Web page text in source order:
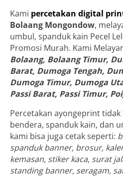
Kami percetakan digital
Bolaang Mongondow,
umbul, spanduk kain Pecel
Promosi Murah. Kami
Bolaang, Bolaang Timur,
Barat, Dumoga Tengah,
Dumoga Timur, Dumoga
Passi Barat, Passi Timur,
Percetakan ayongeprint tidak
bendera, spanduk kain, dan
kami bisa juga cetak seperti:
spanduk banner, brosur,
kemasan, stiker kaca, surat
standing banner, seragam,